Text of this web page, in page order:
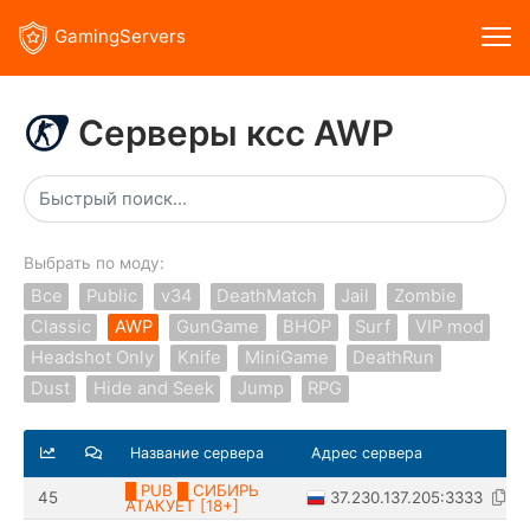
GamingServers
Серверы ксс AWP
Выбрать по моду:
Все Public v34 DeathMatch Jail
Zombie
Classic
AWP GunGame BHOP Surf
VIP mod
Headshot Only
Knife MiniGame
DeathRun
Dust
Hide and Seek Jump RPG
Название сервера Адрес сервера
45
█ PUB █ СИБИРЬ
АТАКУЕТ [18+]
37.230.137.205:3333